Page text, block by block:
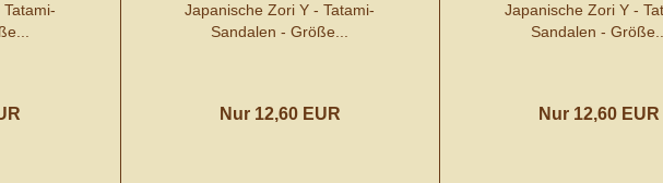
Japanische Zori Y - Tatami-
Sandalen - Größe...
Nur 12,60 EUR
Japanische Zori Y -
Sandalen - Größe...
Nur 12,60 EUR